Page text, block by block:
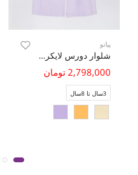
پیانو
شلوار دورس لایکرا برش دار ( ست با کد 10707)
2,798,000 تومان
3سال تا 8سال